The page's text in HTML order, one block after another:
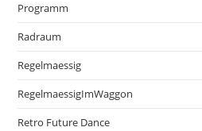
Programm
Radraum
Regelmaessig
RegelmaessigImWaggon
Retro Future Dance